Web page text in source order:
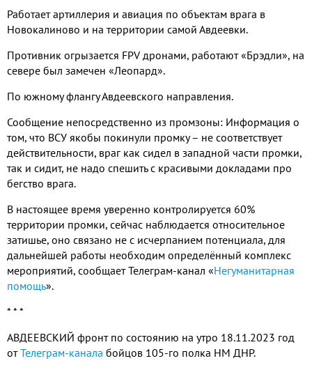
Работает артиллерия и авиация по объектам врага в
Новокалиново и на территории самой Авдеевки.
Противник огрызается FPV дронами, работают «Брэдли», на
севере был замечен «Леопард».
По южному флангу Авдеевского направления.
Сообщение непосредственно из промзоны: Информация о
том, что ВСУ якобы покинули промку – не соответствует
действительности, враг как сидел в западной части промки,
так и сидит, не надо спешить с красивыми докладами про
бегство врага.
В настоящее время уверенно контролируется 60%
территории промки, сейчас наблюдается относительное
затишье, оно связано не с исчерпанием потенциала, для
дальнейшей работы необходим определённый комплекс
мероприятий, сообщает Телеграм-канал «Негуманитарная
помощь».
* * *
АВДЕЕВСКИЙ фронт по состоянию на утро 18.11.2023 год
отТелеграм-канала бойцов 105-го полка НМ ДНР.